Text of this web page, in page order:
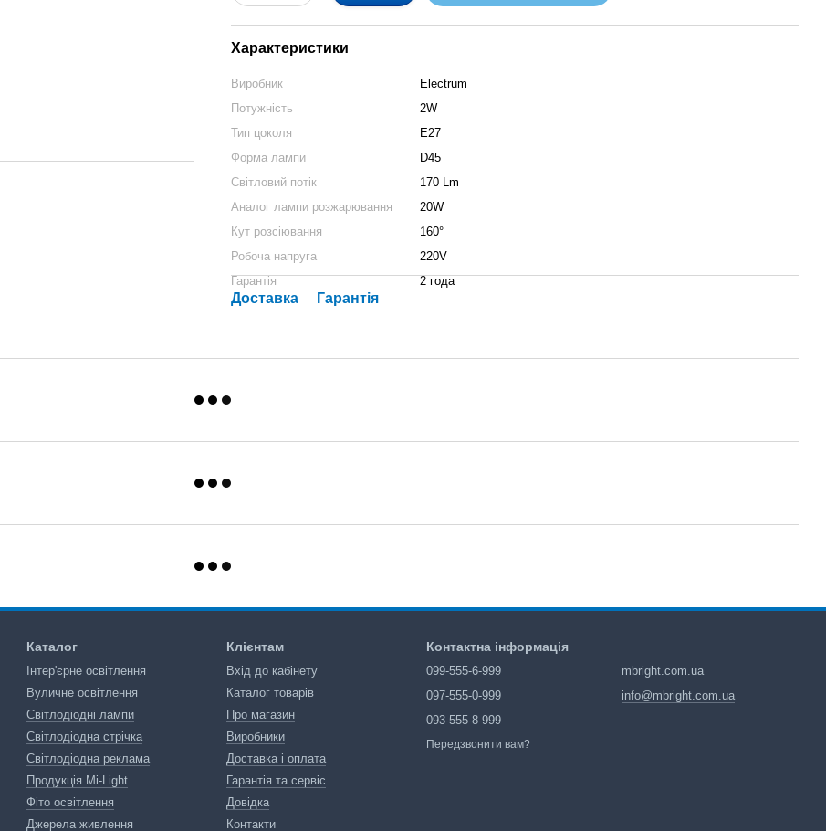
Характеристики
Виробник
Electrum
Потужність
2W
Тип цоколя
Е27
Форма лампи
D45
Світловий потік
170 Lm
Аналог лампи розжарювання
20W
Кут розсіювання
160°
Робоча напруга
220V
Гарантія
2 года
Доставка Гарантія
Каталог
Інтер'єрне освітлення
Вуличне освітлення
Світлодіодні лампи
Світлодіодна стрічка
Світлодіодна реклама
Продукція Mi-Light
Фіто освітлення
Джерела живлення
Клієнтам
Вхід до кабінету
Каталог товарів
Про магазин
Виробники
Доставка і оплата
Гарантія та сервіс
Довідка
Контакти
Контактна інформація
099-555-6-999
097-555-0-999
093-555-8-999
Передзвонити вам?
mbright.com.ua
info@mbright.com.ua